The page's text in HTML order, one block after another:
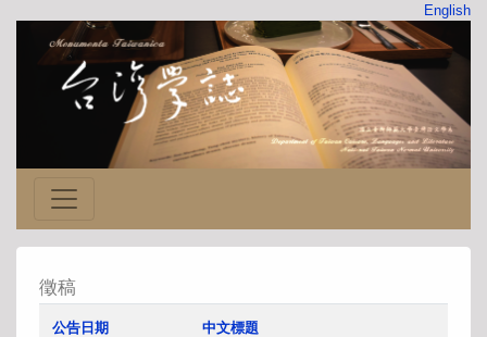
English
徵稿
公告日期 中文標題